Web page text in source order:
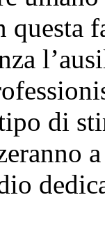
questa
di